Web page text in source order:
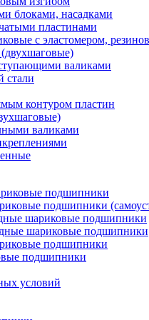
блоками, насадками
пластинами
с эластомером,
валиками
стали
контуром пластин
валиками
подшипники
подшипники
шариковые подшипники
шариковые подшипники
подшипники
подшипники
условий